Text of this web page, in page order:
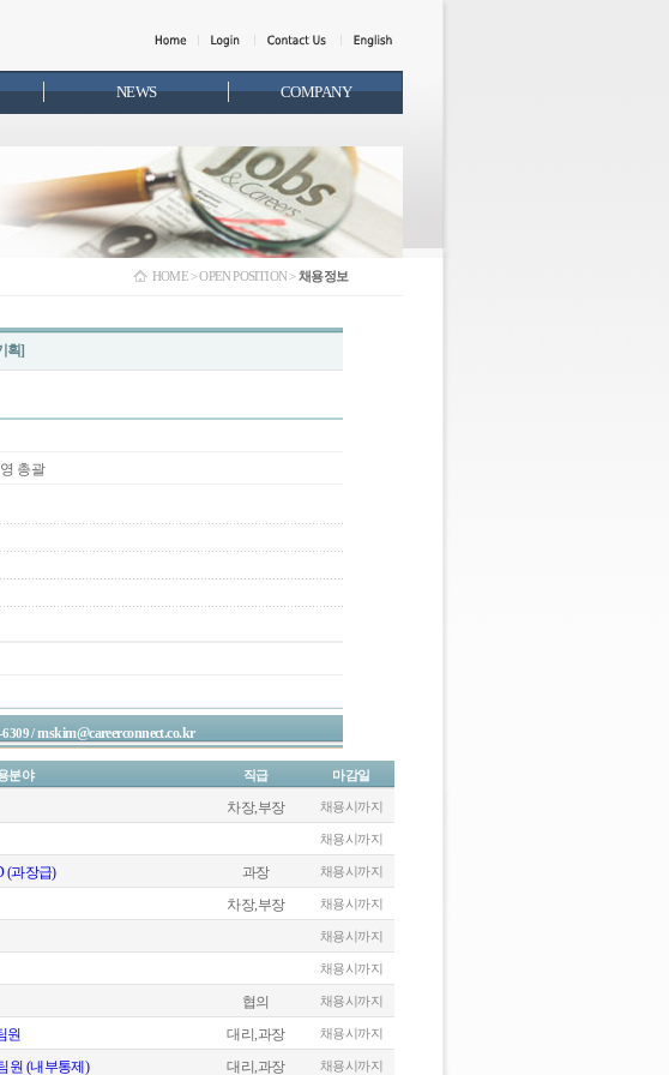
NEWS COMPANY
HOME > OPEN POSITION > 채용정보
획]
총괄
6309 /mskim@careerconnect.co.kr
분야 직급 마감일
차장,부장 채용시까지
채용시까지
(과장급) 과장 채용시까지
차장,부장 채용시까지
채용시까지
채용시까지
협의 채용시까지
원 대리,과장 채용시까지
원 (내부통제) 대리,과장 채용시까지